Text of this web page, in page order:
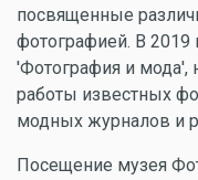
посвященные
фотографией. В 2019
'Фотография и мода',
работы известных
модных журналов и
Посещение музея